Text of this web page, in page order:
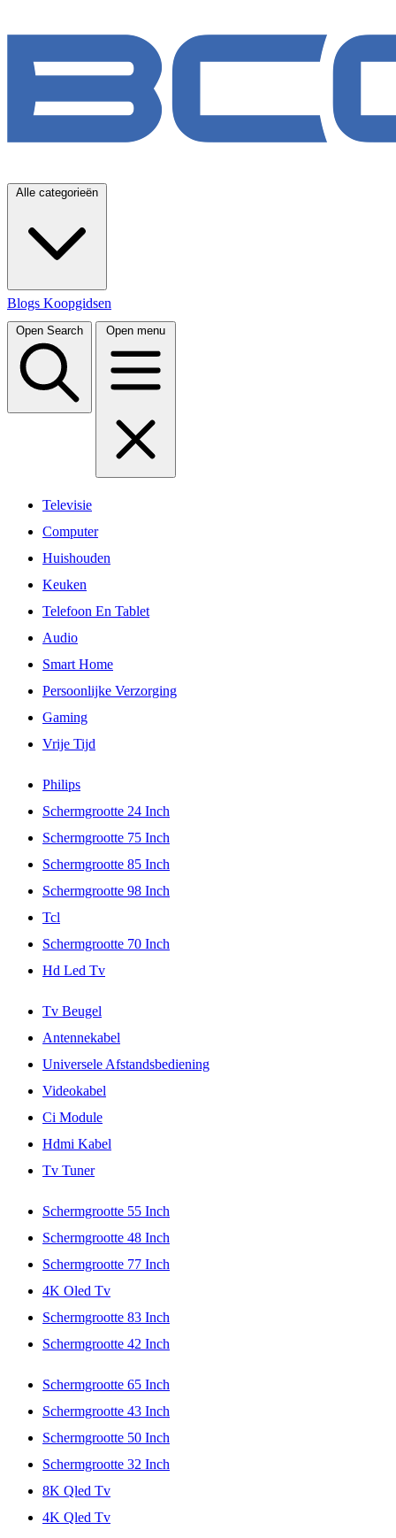
Alle categorieën
Blogs Koopgidsen
Open Search Open menu
Televisie
Computer
Huishouden
Keuken
Telefoon En Tablet
Audio
Smart Home
Persoonlijke Verzorging
Gaming
Vrije Tijd
Philips
Schermgrootte 24 Inch
Schermgrootte 75 Inch
Schermgrootte 85 Inch
Schermgrootte 98 Inch
Tcl
Schermgrootte 70 Inch
Hd Led Tv
Tv Beugel
Antennekabel
Universele Afstandsbediening
Videokabel
Ci Module
Hdmi Kabel
Tv Tuner
Schermgrootte 55 Inch
Schermgrootte 48 Inch
Schermgrootte 77 Inch
4K Oled Tv
Schermgrootte 83 Inch
Schermgrootte 42 Inch
Schermgrootte 65 Inch
Schermgrootte 43 Inch
Schermgrootte 50 Inch
Schermgrootte 32 Inch
8K Qled Tv
4K Qled Tv